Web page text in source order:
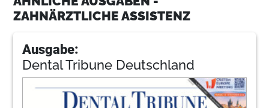
ZAHNÄRZTLICHE ASSISTENZ
Ausgabe:
Dental Tribune Deutschland